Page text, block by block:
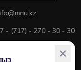
- (717) - 270 - 30 - 30
+7 - (700) - 170 - 30 - 30